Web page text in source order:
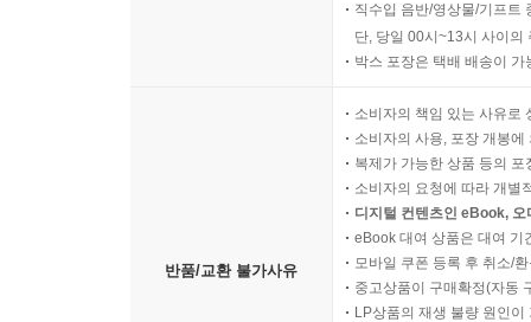
직수입 음반/영상물/기프트
단, 당일 00시~13시 사이의
박스 포장은 택배 배송이
반품/교환 불가사유
소비자의 책임 있는 사유로
소비자의 사용, 포장 개봉
복제가 가능한 상품 등의
소비자의 요청에 따라 개별
디지털 컨텐츠인 eBook,
eBook 대여 상품은 대여 기
모바일 쿠폰 등록 후 취소/
중고상품이 구매확정(자동
LP상품의 재생 불량 원인